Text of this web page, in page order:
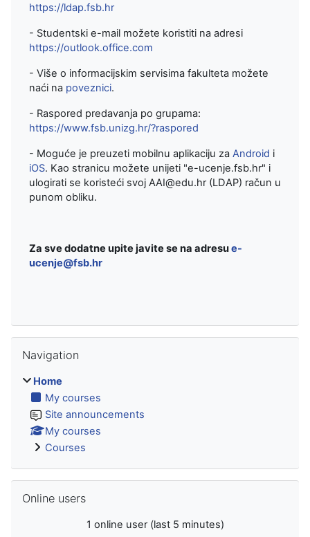
https://ldap.fsb.hr
- Studentski e-mail možete koristiti na adresi
https://outlook.office.com
- Više o informacijskim servisima fakulteta možete
naći na poveznici.
- Raspored predavanja po grupama:
https://www.fsb.unizg.hr/?raspored
- Moguće je preuzeti mobilnu aplikaciju za Android i
iOS. Kao stranicu možete unijeti "e-ucenje.fsb.hr" i
ulogirati se koristeći svoj AAI@edu.hr (LDAP) račun u
punom obliku.
Za sve dodatne upite javite se na adresue-
ucenje@fsb.hr
Navigation
Home
My courses
Site announcements
My courses
Courses
Online users
1 online user (last 5 minutes)